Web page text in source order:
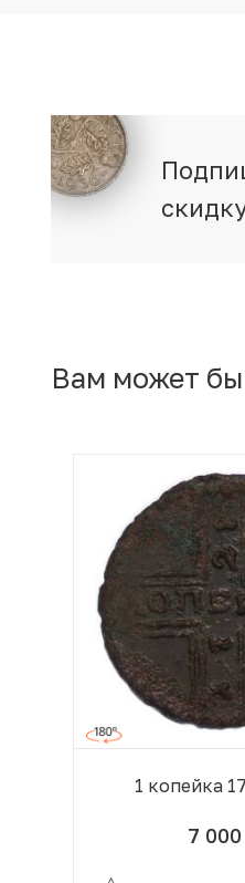
Вам может
1 копейка
7 000